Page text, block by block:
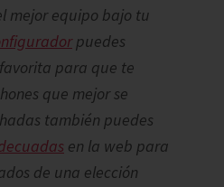
mejor equipo bajo tu
puedes
para que te
que mejor se
también puedes
en la web para
de una elección